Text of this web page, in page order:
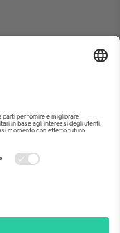
i dettagli controlla la